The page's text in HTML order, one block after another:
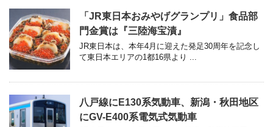
「JR東日本おみやげグランプリ」食品部
門金賞は『三陸海宝漬』
JR東日本は、本年4月に迎えた発足30周年を記念し
て東日本エリアの1都16県より ...
八戸線にE130系気動車、新潟・秋田地区
にGV-E400系電気式気動車